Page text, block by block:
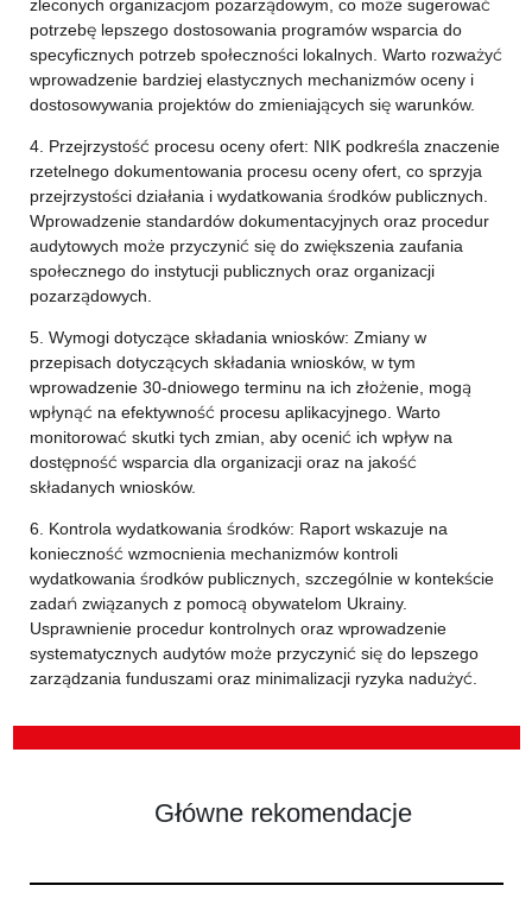
zleconych organizacjom pozarządowym, co może sugerować
potrzebę lepszego dostosowania programów wsparcia do
specyficznych potrzeb społeczności lokalnych. Warto rozważyć
wprowadzenie bardziej elastycznych mechanizmów oceny i
dostosowywania projektów do zmieniających się warunków.
4. Przejrzystość procesu oceny ofert: NIK podkreśla znaczenie
rzetelnego dokumentowania procesu oceny ofert, co sprzyja
przejrzystości działania i wydatkowania środków publicznych.
Wprowadzenie standardów dokumentacyjnych oraz procedur
audytowych może przyczynić się do zwiększenia zaufania
społecznego do instytucji publicznych oraz organizacji
pozarządowych.
5. Wymogi dotyczące składania wniosków: Zmiany w
przepisach dotyczących składania wniosków, w tym
wprowadzenie 30-dniowego terminu na ich złożenie, mogą
wpłynąć na efektywność procesu aplikacyjnego. Warto
monitorować skutki tych zmian, aby ocenić ich wpływ na
dostępność wsparcia dla organizacji oraz na jakość
składanych wniosków.
6. Kontrola wydatkowania środków: Raport wskazuje na
konieczność wzmocnienia mechanizmów kontroli
wydatkowania środków publicznych, szczególnie w kontekście
zadań związanych z pomocą obywatelom Ukrainy.
Usprawnienie procedur kontrolnych oraz wprowadzenie
systematycznych audytów może przyczynić się do lepszego
zarządzania funduszami oraz minimalizacji ryzyka nadużyć.
Główne rekomendacje